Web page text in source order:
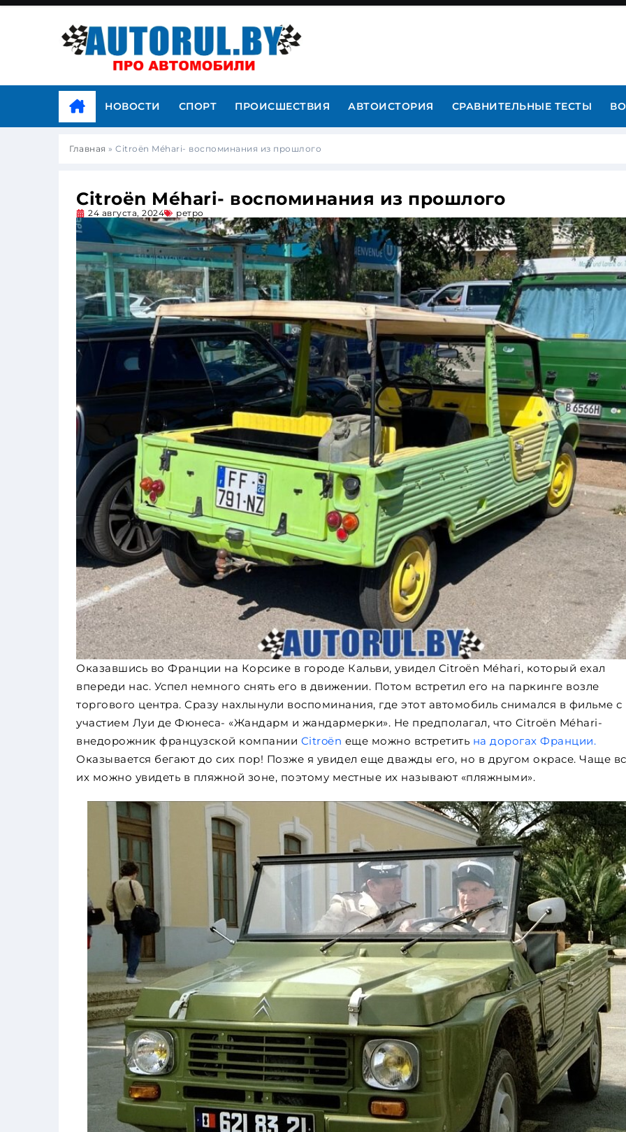
НОВОСТИ СПОРТ ПРОИСШЕСТВИЯ АВТОИСТОРИЯ СРАВНИТЕЛЬНЫЕ ТЕСТЫ
Главная » Citroën Méhari- воспоминания из прошлого
Citroën Méhari- воспоминания из прошлого
24 августа, 2024 ретро
Оказавшись во Франции на Корсике в городе Кальви, увидел Citroën Méhari, который ехал
впереди нас. Успел немного снять его в движении. Потом встретил его на паркинге возле
торгового центра. Сразу нахлынули воспоминания, где этот автомобиль снимался в фильме с
участием Луи де Фюнеса- «Жандарм и жандармерки». Не предполагал, что Citroën Méhari-
внедорожник французской компании Citroën еще можно встретить на дорогах Франции.
Оказывается бегают до сих пор! Позже я увидел еще дважды его, но в другом окрасе. Чаще
их можно увидеть в пляжной зоне, поэтому местные их называют «пляжными».